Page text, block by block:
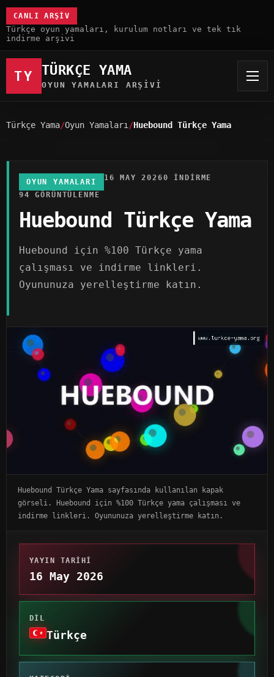
CANLI ARŞIV
Türkçe oyun yamaları, kurulum notları ve tek tık
indirme arşivi
TY TÜRKÇE YAMA
OYUN YAMALARI ARŞIVI
Türkçe Yama Oyun Yamaları Huebound Türkçe Yama
OYUN YAMALARI 16 MAY 20260 INDIRME
94 GÖRÜNTÜLENME
Huebound Türkçe Yama
Huebound için %100 Türkçe yama
çalışması ve indirme linkleri.
Oyununuza yerelleştirme katın.
Huebound Türkçe Yama sayfasında kullanılan kapak
görseli. Huebound için %100 Türkçe yama çalışması ve
indirme linkleri. Oyununuza yerelleştirme katın.
YAYIN TARIHI
16 May 2026
DIL
Türkçe